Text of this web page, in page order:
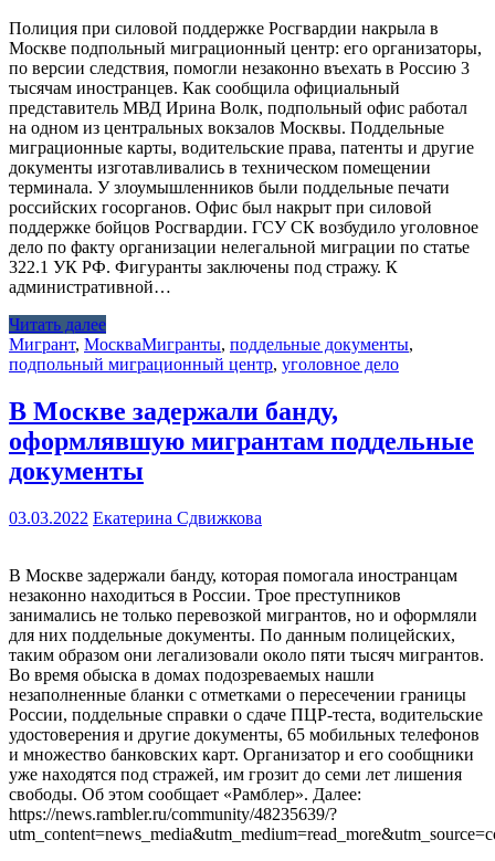
Полиция при силовой поддержке Росгвардии накрыла в
Москве подпольный миграционный центр: его организаторы,
по версии следствия, помогли незаконно въехать в Россию 3
тысячам иностранцев. Как сообщила официальный
представитель МВД Ирина Волк, подпольный офис работал
на одном из центральных вокзалов Москвы. Поддельные
миграционные карты, водительские права, патенты и другие
документы изготавливались в техническом помещении
терминала. У злоумышленников были поддельные печати
российских госорганов. Офис был накрыт при силовой
поддержке бойцов Росгвардии. ГСУ СК возбудило уголовное
дело по факту организации нелегальной миграции по статье
322.1 УК РФ. Фигуранты заключены под стражу. К
административной…
Читать далее
Мигрант, МоскваМигранты, поддельные документы,
подпольный миграционный центр, уголовное дело
В Москве задержали банду,
оформлявшую мигрантам поддельные
документы
03.03.2022 Екатерина Сдвижкова
В Москве задержали банду, которая помогала иностранцам
незаконно находиться в России. Трое преступников
занимались не только перевозкой мигрантов, но и оформляли
для них поддельные документы. По данным полицейских,
таким образом они легализовали около пяти тысяч мигрантов.
Во время обыска в домах подозреваемых нашли
незаполненные бланки с отметками о пересечении границы
России, поддельные справки о сдаче ПЦР-теста, водительские
удостоверения и другие документы, 65 мобильных телефонов
и множество банковских карт. Организатор и его сообщники
уже находятся под стражей, им грозит до семи лет лишения
свободы. Об этом сообщает «Рамблер». Далее:
https://news.rambler.ru/community/48235639/?